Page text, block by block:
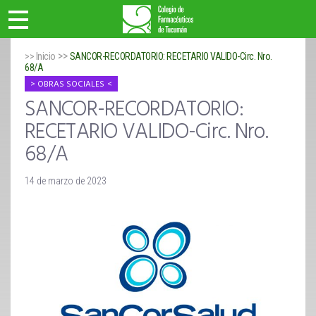
>> Inicio >>SANCOR-RECORDATORIO: RECETARIO VALIDO-Circ. Nro.
68/A
OBRAS SOCIALES
SANCOR-RECORDATORIO:
RECETARIO VALIDO-Circ. Nro.
68/A
14 de marzo de 2023